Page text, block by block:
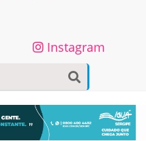
Instagram